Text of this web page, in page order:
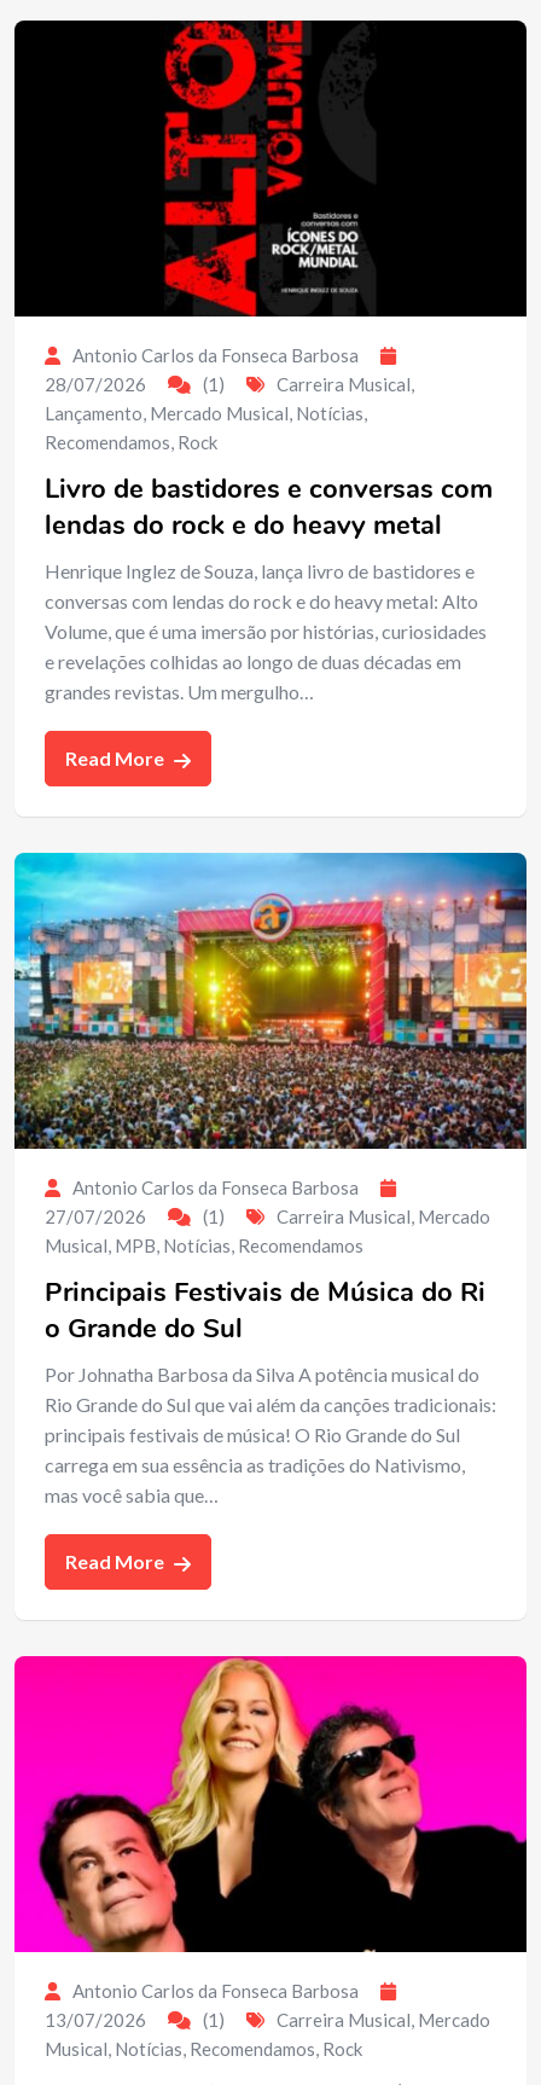
Antonio Carlos da Fonseca Barbosa
28/07/2026
(1) Carreira Musical,
Lançamento, Mercado Musical, Notícias,
Recomendamos, Rock
Livro de bastidores e conversas com
lendas do rock e do heavy metal
Henrique Inglez de Souza, lança livro de bastidores e
conversas com lendas do rock e do heavy metal: Alto
Volume, que é uma imersão por histórias, curiosidades
e revelações colhidas ao longo de duas décadas em
grandes revistas. Um mergulho…
Read More
Antonio Carlos da Fonseca Barbosa
27/07/2026
(1) Carreira Musical, Mercado
Musical, MPB, Notícias, Recomendamos
Principais Festivais de Música do Ri
o Grande do Sul
Por Johnatha Barbosa da Silva A potência musical do
Rio Grande do Sul que vai além da canções tradicionais:
principais festivais de música! O Rio Grande do Sul
carrega em sua essência as tradições do Nativismo,
mas você sabia que…
Read More
Antonio Carlos da Fonseca Barbosa
13/07/2026
(1) Carreira Musical, Mercado
Musical, Notícias, Recomendamos, Rock